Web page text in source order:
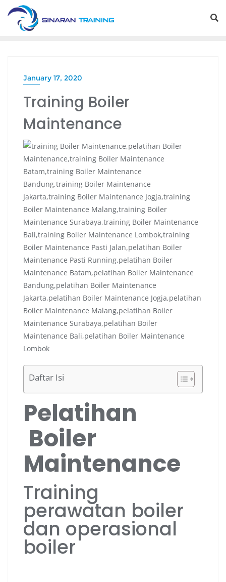
Skip
content
January 17, 2020
Training Boiler
Maintenance
Daftar Isi
Pelatihan
Boiler
Maintenance
Training
perawatan boiler
dan operasional
boiler